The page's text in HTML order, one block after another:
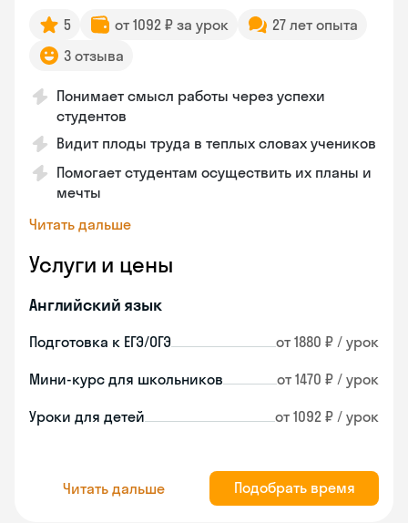
5 от 1092 ₽ за урок
27 лет опыта
3 отзыва
Понимает смысл работы через успехи
студентов
Видит плоды труда в теплых словах учеников
Помогает студентам осуществить их планы и
мечты
Читать дальше
Услуги и цены
Английский язык
Подготовка к ЕГЭ/ОГЭ от 1880 ₽ / урок
Мини-курс для школьников от 1470 ₽ / урок
Уроки для детей от 1092 ₽ / урок
Читать дальше Подобрать время